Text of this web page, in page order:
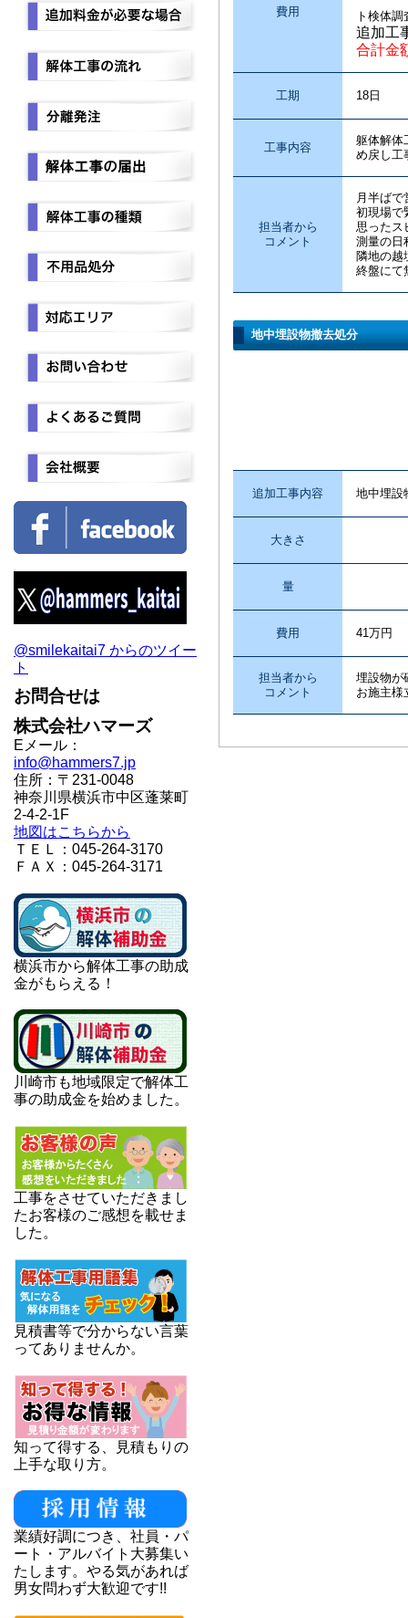
費用 ト検体調
追加工
合計金
工期 18日
工事内容
躯体解
め戻し工
担当者から
コメント
月半ば
初現場で
思ったス
測量の日
隣地の越
終盤にて
地中埋設物撤去処分
追加工事内容 地中埋設
大きさ
量
費用 41万円
担当者から
コメント
埋設物が
お施主様
@smilekaitai7 からのツイー
ト
お問合せは
株式会社ハマーズ
Eメール：
info@hammers7.jp
住所：〒231-0048
神奈川県横浜市中区蓬莱町
2-4-2-1F
地図はこちらから
ＴＥＬ：045-264-3170
ＦＡＸ：045-264-3171
横浜市から解体工事の助成
金がもらえる！
川崎市も地域限定で解体工
事の助成金を始めました。
工事をさせていただきまし
たお客様のご感想を載せま
した。
見積書等で分からない言葉
ってありませんか。
知って得する、見積もりの
上手な取り方。
業績好調につき、社員・パ
ート・アルバイト大募集い
たします。やる気があれば
男女問わず大歓迎です!!